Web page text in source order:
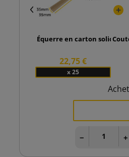
Équerre en carton solide
22,75 €
x 25
− +